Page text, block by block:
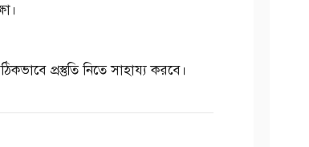
প্রস্তুতি নিতে সাহায্য করবে।